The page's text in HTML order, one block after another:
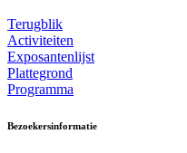
Terugblik
Activiteiten
Exposantenlijst
Plattegrond
Programma
Bezoekersinformatie